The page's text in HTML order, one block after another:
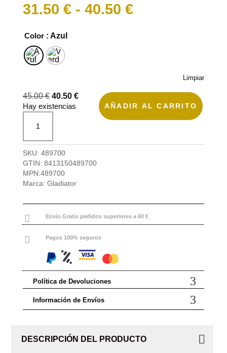
31.50 € - 40.50 €Rango
de
Color : Azul
Limpiar
45.00€ El
precio
40.50 €El
precio
Hay existencias
Beetle
de
Gladiator
cantidad
AÑADIR AL CARRITO
SKU: 489700
GTIN: 8413150489700
MPN:489700
Marca: Gladiator
 Envío Gratis pedidos superiores a 60 €
 Pagos 100% seguros
Política de Devoluciones
Información de Envíos
DESCRIPCIÓN DEL PRODUCTO